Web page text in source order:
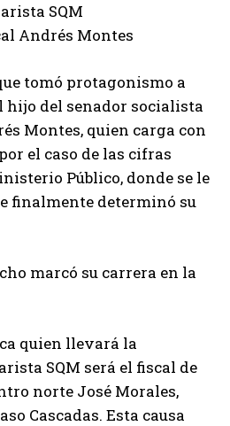
SQM
Andrés Montes
tomó protagonismo a
hijo del senador socialista
Montes, quien carga con
el caso de las cifras
Público, donde se le
finalmente determinó su
marcó su carrera en la
quien llevará la
SQM será el fiscal de
norte José Morales,
Cascadas. Esta causa